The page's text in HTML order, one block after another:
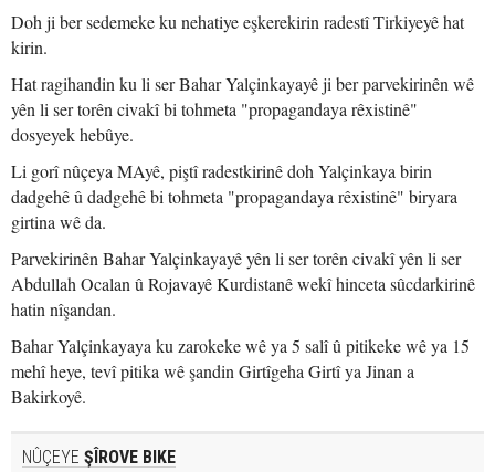
Doh ji ber sedemeke ku nehatiye eşkerekirin radestî Tirkiyeyê hat
kirin.
Hat ragihandin ku li ser Bahar Yalçinkayayê ji ber parvekirinên wê
yên li ser torên civakî bi tohmeta "propagandaya rêxistinê"
dosyeyek hebûye.
Li gorî nûçeya MAyê, piştî radestkirinê doh Yalçinkaya birin
dadgehê û dadgehê bi tohmeta "propagandaya rêxistinê" biryara
girtina wê da.
Parvekirinên Bahar Yalçinkayayê yên li ser torên civakî yên li ser
Abdullah Ocalan û Rojavayê Kurdistanê wekî hinceta sûcdarkirinê
hatin nîşandan.
Bahar Yalçinkayaya ku zarokeke wê ya 5 salî û pitikeke wê ya 15
mehî heye, tevî pitika wê şandin Girtîgeha Girtî ya Jinan a
Bakirkoyê.
NÛÇEYE ŞÎROVE BIKE